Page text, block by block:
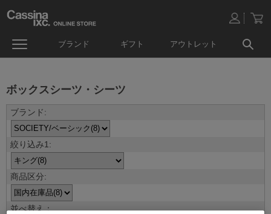
ブランド ギフト アウトレット
ボックスシーツ・シーツ
並べ替え：